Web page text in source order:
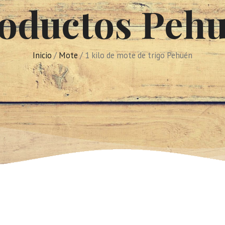
Inicio /Mote/ 1 kilo de mote de trigo Pehuén